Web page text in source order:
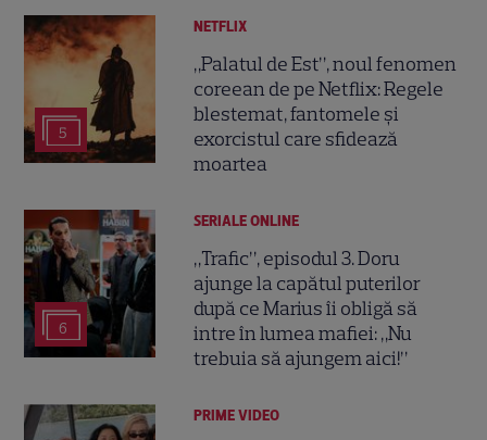
5
NETFLIX
„Palatul de Est”, noul fenomen
coreean de pe Netflix: Regele
blestemat, fantomele și
exorcistul care sfidează
moartea
6
SERIALE ONLINE
„Trafic”, episodul 3. Doru
ajunge la capătul puterilor
după ce Marius îi obligă să
intre în lumea mafiei: „Nu
trebuia să ajungem aici!”
PRIME VIDEO